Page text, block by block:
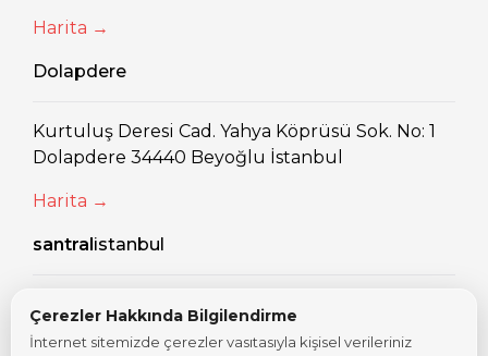
Harita →
Dolapdere
Kurtuluş Deresi Cad. Yahya Köprüsü Sok. No: 1
Dolapdere 34440 Beyoğlu İstanbul
Harita →
santral istanbul
Eski Silahtarağa Elektrik Santralı Kazım
Karabekir Cad. No: 2/13 34060 Eyüpsultan
Çerezler Hakkında Bilgilendirme
İnternet sitemizde çerezler vasıtasıyla kişisel verileriniz